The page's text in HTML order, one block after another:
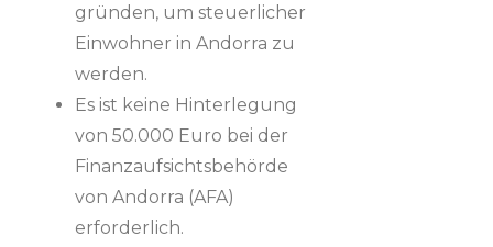
gründen, um steuerlicher
Einwohner in Andorra zu
werden.
Es ist keine Hinterlegung
von 50.000 Euro bei der
Finanzaufsichtsbehörde
von Andorra (AFA)
erforderlich.